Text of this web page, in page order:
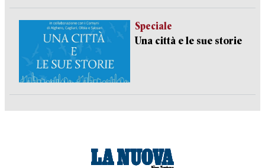
Speciale
Una città e le sue storie